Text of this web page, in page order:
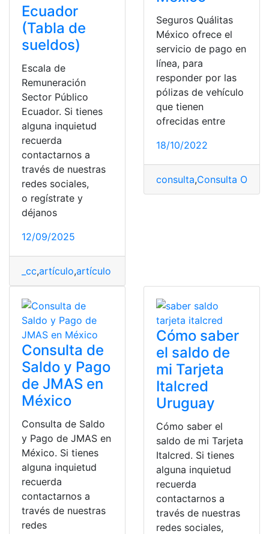
Ecuador
(Tabla de
sueldos)
Escala de
Remuneración
Sector Público
Ecuador. Si tienes
alguna inquietud
recuerda
contactarnos a
través de nuestras
redes sociales,
o regístrate y
déjanos
12/09/2025
_cc,artículo,artículo de opinión
Seguros Quálitas
México ofrece el
servicio de pago en
línea, para
responder por las
pólizas de vehículo
que tienen
ofrecidas entre
18/10/2022
consulta,Consulta Online
Consulta de
Saldo y Pago
de JMAS en
México
Consulta de Saldo
y Pago de JMAS en
México. Si tienes
alguna inquietud
recuerda
contactarnos a
través de nuestras
redes
Cómo saber
el saldo de
mi Tarjeta
Italcred
Uruguay
Cómo saber el
saldo de mi Tarjeta
Italcred. Si tienes
alguna inquietud
recuerda
contactarnos a
través de nuestras
redes sociales,